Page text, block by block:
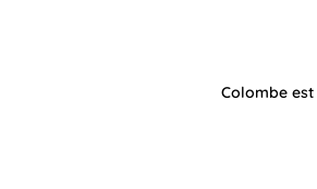
Colombe